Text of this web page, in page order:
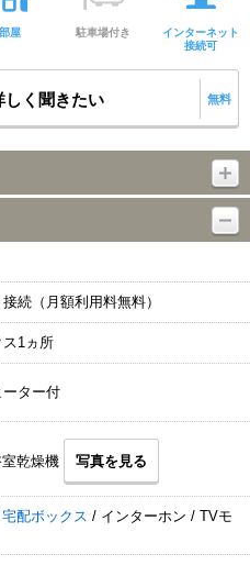
屋 駐車場付き
インターネット
接続可
しく聞きたい 無料
続（月額利用料無料）
ス1ヵ所
ーター付
乾燥機 写真を見る
宅配ボックス / インターホン / TVモ